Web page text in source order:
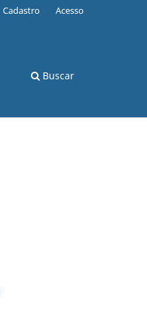
Buscar
Cadastro Acesso